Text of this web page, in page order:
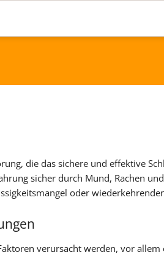
die das sichere und effektive
sicher durch Mund, Rachen
oder
verursacht werden, vor